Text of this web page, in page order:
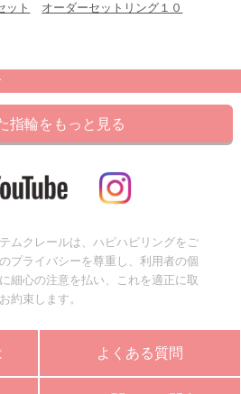
ット
オーダーセットリング１０
指輪をもっと見る
ムクレールは、ハピハピリングをご
プライバシーを尊重し、利用者の個
細心の注意を払い、これを適正に取
約束します。
よくある質問